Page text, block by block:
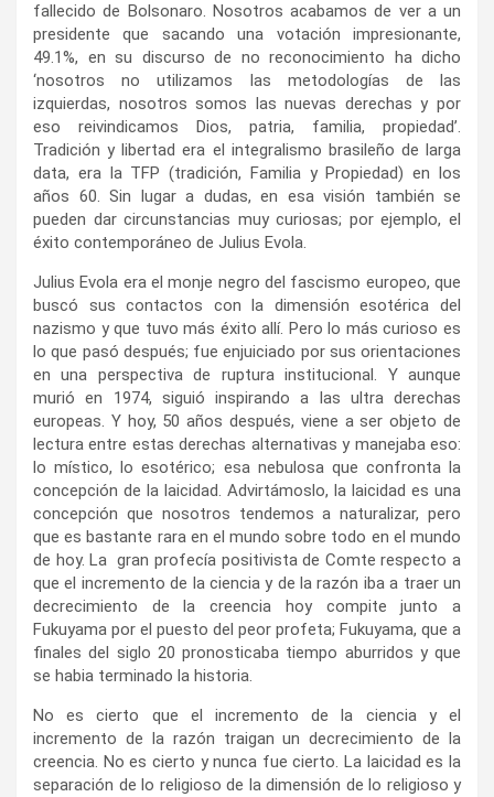
fallecido de Bolsonaro. Nosotros acabamos de ver a un
presidente que sacando una votación impresionante,
49.1%, en su discurso de no reconocimiento ha dicho
‘nosotros no utilizamos las metodologías de las
izquierdas, nosotros somos las nuevas derechas y por
eso reivindicamos Dios, patria, familia, propiedad’.
Tradición y libertad era el integralismo brasileño de larga
data, era la TFP (tradición, Familia y Propiedad) en los
años 60. Sin lugar a dudas, en esa visión también se
pueden dar circunstancias muy curiosas; por ejemplo, el
éxito contemporáneo de Julius Evola.
Julius Evola era el monje negro del fascismo europeo, que
buscó sus contactos con la dimensión esotérica del
nazismo y que tuvo más éxito allí. Pero lo más curioso es
lo que pasó después; fue enjuiciado por sus orientaciones
en una perspectiva de ruptura institucional. Y aunque
murió en 1974, siguió inspirando a las ultra derechas
europeas. Y hoy, 50 años después, viene a ser objeto de
lectura entre estas derechas alternativas y manejaba eso:
lo místico, lo esotérico; esa nebulosa que confronta la
concepción de la laicidad. Advirtámoslo, la laicidad es una
concepción que nosotros tendemos a naturalizar, pero
que es bastante rara en el mundo sobre todo en el mundo
de hoy. La gran profecía positivista de Comte respecto a
que el incremento de la ciencia y de la razón iba a traer un
decrecimiento de la creencia hoy compite junto a
Fukuyama por el puesto del peor profeta; Fukuyama, que a
finales del siglo 20 pronosticaba tiempo aburridos y que
se habia terminado la historia.
No es cierto que el incremento de la ciencia y el
incremento de la razón traigan un decrecimiento de la
creencia. No es cierto y nunca fue cierto. La laicidad es la
separación de lo religioso de la dimensión de lo religioso y